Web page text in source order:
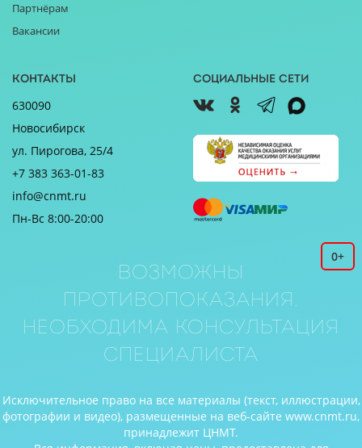
Партнёрам
Вакансии
Контакты
630090
Новосибирск
ул. Пирогова, 25/4
+7 383 363-01-83
info@cnmt.ru
Пн-Вс 8:00-20:00
Социальные сети
0+
Возможны
противопоказания.
Необходима консультация
специалиста
Исключительное право на все материалы (текст, иллюстрации,
фотографии и видео), размещенные на веб-сайте www.cnmt.ru,
принадлежит ЦНМТ.